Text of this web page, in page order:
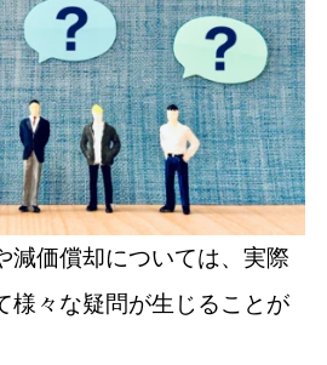
減価償却については、実際
様々な疑問が生じることが